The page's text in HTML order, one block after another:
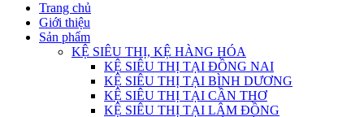
Trang chủ
Giới thiệu
Sản phẩm
KỆ SIÊU THỊ, KỆ HÀNG HÓA
KỆ SIÊU THỊ TẠI ĐỒNG NAI
KỆ SIÊU THỊ TẠI BÌNH DƯƠNG
KỆ SIÊU THỊ TẠI CẦN THƠ
KỆ SIÊU THỊ TẠI LÂM ĐỒNG